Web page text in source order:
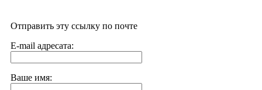
Отправить эту ссылку по почте
E-mail адресата:
Ваше имя: